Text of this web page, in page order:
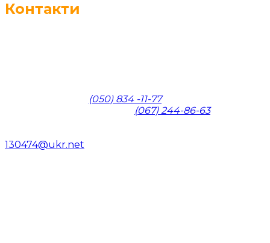
Контакти
(050) 834 -11-77
(067) 244-86-63
130474@ukr.net